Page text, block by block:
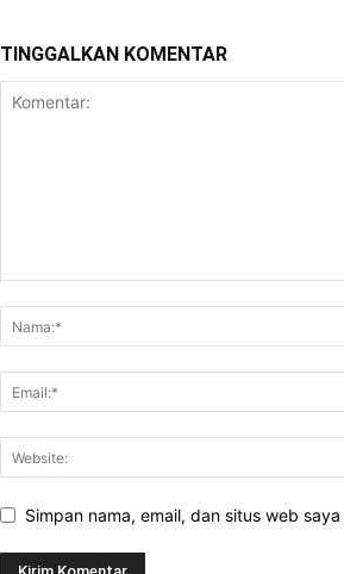
TINGGALKAN KOMENTAR
Simpan nama, email, dan situs web